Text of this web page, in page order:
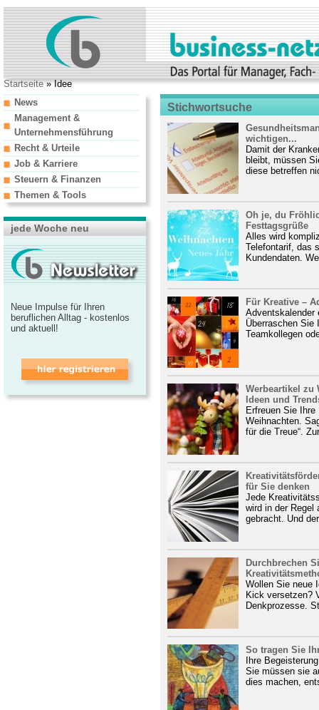
Startseite» Idee
Stichwortsuche
wichtigen...
Damit der
bleibt, müssen
diese betreffen
Oh je, du
Festtagsgrüße
Alles wird
Telefontarif, das
Kundendaten.
Für Kreative –
Adventskalender
Überraschen Sie
Teamkollegen
Werbeartikel zu
Ideen und
Erfreuen Sie
Weihnachten.
für die Treue“.
für Sie denken
Jede
wird in der Regel
gebracht. Und
Durchbrechen
Wollen Sie neue
Kick versetzen?
Denkprozesse.
So tragen Sie
Ihre
Sie müssen sie
dies machen,
News
Management &
Unternehmensführung
Recht & Urteile
Job & Karriere
Steuern & Finanzen
Themen & Tools
jede Woche neu
Neue Impulse für Ihren
beruflichen Alltag - kostenlos
und aktuell!